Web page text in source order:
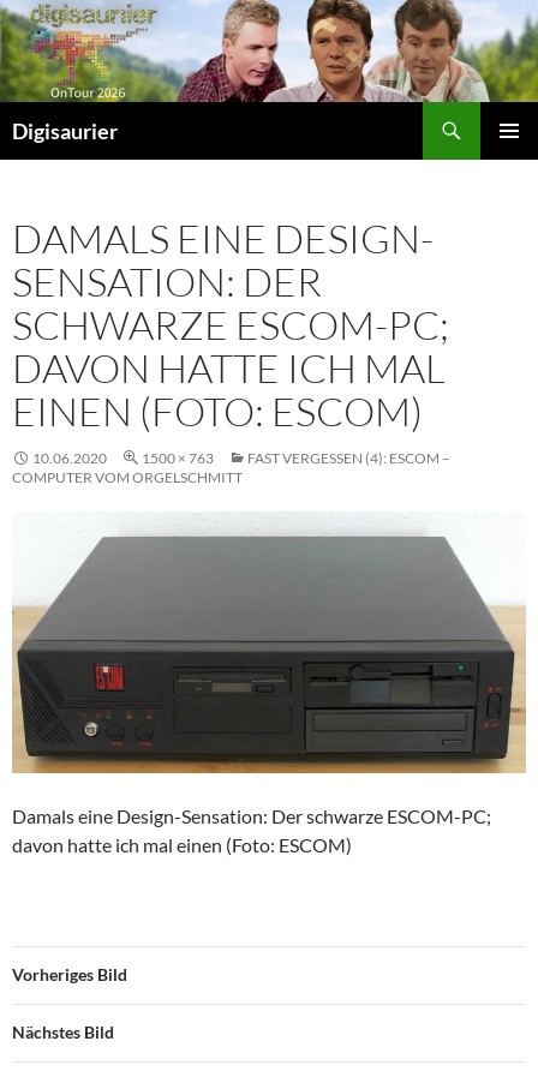
Zum
Inhalt
springen
Digisaurier
DAMALS EINE DESIGN-
SENSATION: DER
SCHWARZE ESCOM-PC;
DAVON HATTE ICH MAL
EINEN (FOTO: ESCOM)
10.06.2020 1500 × 763
FAST VERGESSEN (4): ESCOM –
COMPUTER VOM ORGELSCHMITT
Damals eine Design-Sensation: Der schwarze ESCOM-PC;
davon hatte ich mal einen (Foto: ESCOM)
Vorheriges Bild
Nächstes Bild